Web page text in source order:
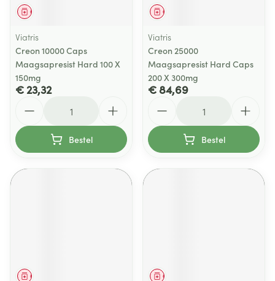
Geneesmiddel
Viatris
Creon 10000 Caps
Maagsapresist Hard 100 X
150mg
€ 23,32
Bestel
Geneesmiddel
Viatris
Creon 25000
Maagsapresist Hard Caps
200 X 300mg
€ 84,69
Bestel
Geneesmiddel Geneesmiddel